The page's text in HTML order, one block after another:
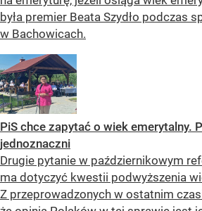
była premier Beata Szydło podczas
w Bachowicach.
PiS chce zapytać o wiek emerytalny.
jednoznaczni
Drugie pytanie w październikowym
ma dotyczyć kwestii podwyższenia
Z przeprowadzonych w ostatnim